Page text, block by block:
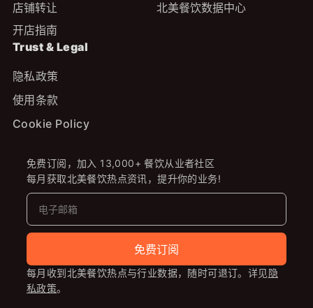
店铺转让
开店指南
北美餐饮数据中心
Trust & Legal
隐私政策
使用条款
Cookie Policy
免费订阅，加入 13,000+ 餐饮从业者社区
每月获取北美餐饮热点资讯，提升你的业务!
免费订阅
每月收到北美餐饮热点与行业数据，随时可退订。详见隐
私政策。